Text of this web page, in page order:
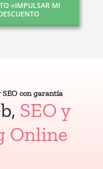
«IMPULSAR MI
con garantía
SEO y
Online